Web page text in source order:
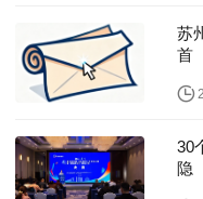
苏
首
30
隐